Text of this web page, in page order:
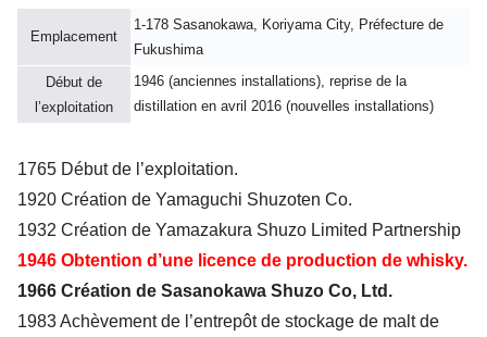
Emplacement
1-178 Sasanokawa, Koriyama City, Préfecture de
Fukushima
Début de
l’exploitation
1946 (anciennes installations), reprise de la
distillation en avril 2016 (nouvelles installations)
1765 Début de l’exploitation.
1920 Création de Yamaguchi Shuzoten Co.
1932 Création de Yamazakura Shuzo Limited Partnership
1946 Obtention d’une licence de production de whisky.
1966 Création de Sasanokawa Shuzo Co, Ltd.
1983 Achèvement de l’entrepôt de stockage de malt de